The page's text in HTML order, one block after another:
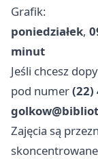
Grafik:
poniedziałek,
minut
Jeśli chcesz
pod numer(22)
Zajęcia są